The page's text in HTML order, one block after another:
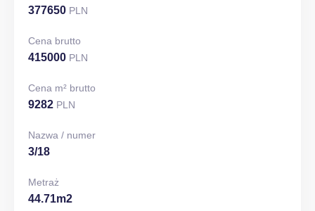
377650 PLN
Cena brutto
415000 PLN
Cena m² brutto
9282 PLN
Nazwa / numer
3/18
Metraż
44.71m2